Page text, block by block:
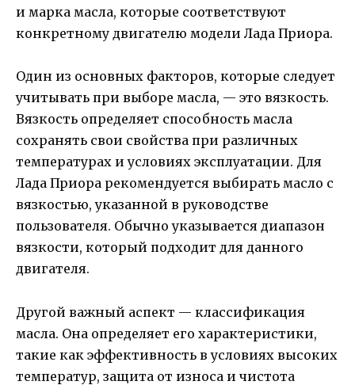
и марка масла, которые соответствуют
конкретному двигателю модели Лада Приора.
Один из основных факторов, которые следует
учитывать при выборе масла, — это вязкость.
Вязкость определяет способность масла
сохранять свои свойства при различных
температурах и условиях эксплуатации. Для
Лада Приора рекомендуется выбирать масло с
вязкостью, указанной в руководстве
пользователя. Обычно указывается диапазон
вязкости, который подходит для данного
двигателя.
Другой важный аспект — классификация
масла. Она определяет его характеристики,
такие как эффективность в условиях высоких
температур, защита от износа и чистота